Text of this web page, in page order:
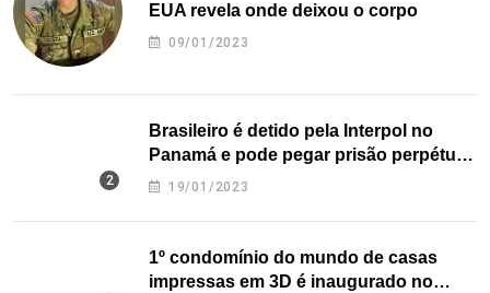
EUA revela onde deixou o corpo
09/01/2023
Brasileiro é detido pela Interpol no
Panamá e pode pegar prisão perpétua
nos EUA
19/01/2023
1º condomínio do mundo de casas
impressas em 3D é inaugurado no